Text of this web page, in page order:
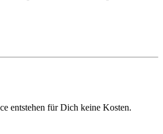
entstehen für Dich keine Kosten.